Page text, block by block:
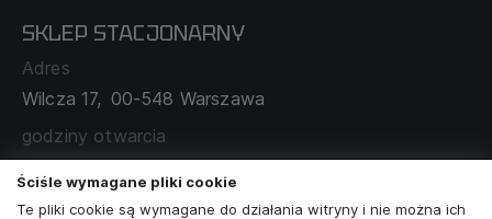
MAPA SERWISU
ZAMÓWIENIA KORPORACYJNE
WSPÓŁPRACA Z PARTNERAMI
SKLEP STACJONARNY
Adres
Wilcza 17, 00-548 Warszawa
godziny otwarcia
poniedziałek - sobota: 11:00 - 19:00
Ściśle wymagane pliki cookie
Te pliki cookie są wymagane do działania witryny i nie można ich